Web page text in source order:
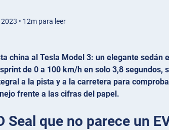
• 12m para leer
china al Tesla Model 3: un elegante
de 0 a 100 km/h en solo 3,8
a la pista y a la carretera para
frente a las cifras del papel.
Seal que no parece un